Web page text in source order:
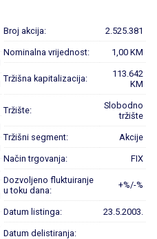
Broj akcija: 2.525.381
Nominalna vrijednost: 1,00 KM
Tržišna kapitalizacija:
113.642
KM
Tržište:
Slobodno
tržište
Tržišni segment: Akcije
Način trgovanja: FIX
Dozvoljeno fluktuiranje
u toku dana:
+%/-%
Datum listinga: 23.5.2003.
Datum delistiranja: